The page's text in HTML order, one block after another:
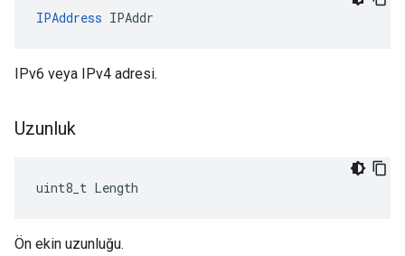
IPAddress IPAddr
IPv6 veya IPv4 adresi.
Uzunluk
uint8_t Length
Ön ekin uzunluğu.